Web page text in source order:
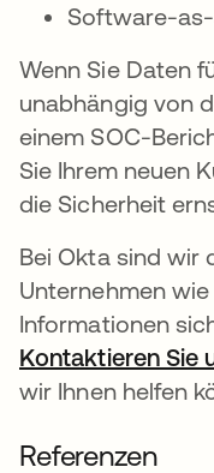
Software-
Wenn Sie Daten
unabhängig von
einem SOC-
Sie Ihrem neuen
die Sicherheit
Bei Okta sind wir
Unternehmen
Informationen
Kontaktieren Sie
wir Ihnen helfen
Referenzen